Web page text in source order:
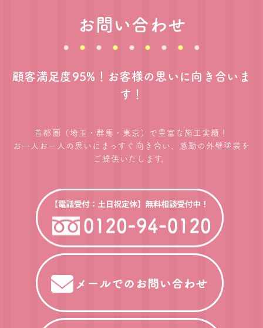
お問い合わせ
顧客満足度95%！お客様の思いに向き合いま
す！
首都圏（埼玉・群馬・東京）で豊富な施工実績！
お一人お一人の思いにまっすぐ向き合い、感動の外壁塗装を
ご提供いたします。